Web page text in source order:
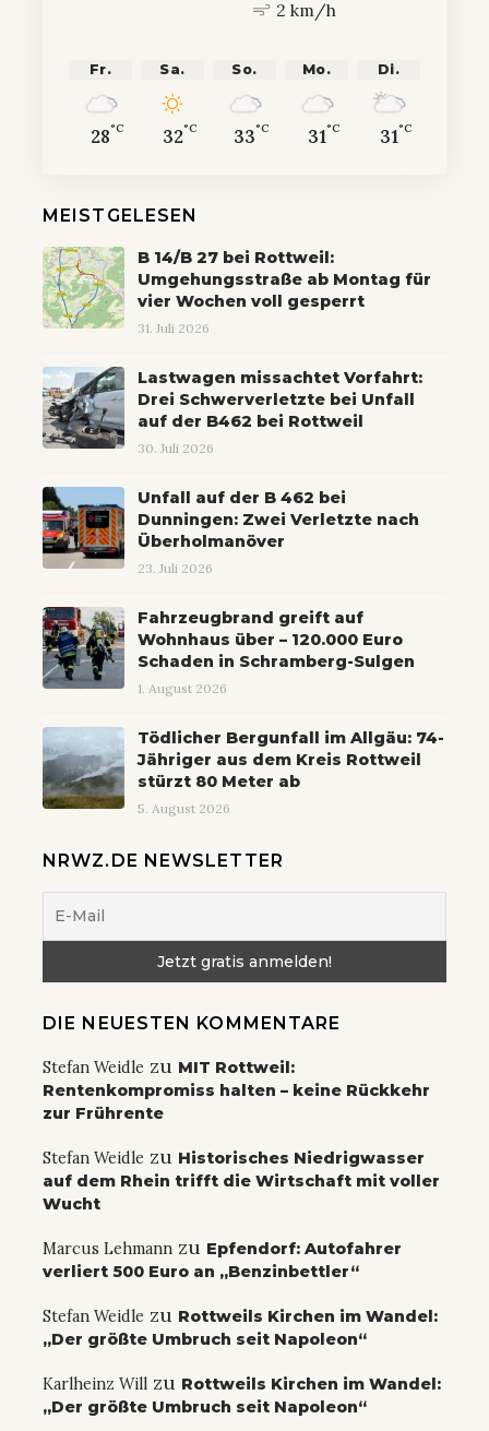
2 km/h
Fr.
28°C
Sa.
32°C
So.
33°C
Mo.
31°C
Di.
31°C
MEISTGELESEN
B 14/B 27 bei Rottweil:
Umgehungsstraße ab Montag für
vier Wochen voll gesperrt
31. Juli 2026
Lastwagen missachtet Vorfahrt:
Drei Schwerverletzte bei Unfall
auf der B462 bei Rottweil
30. Juli 2026
Unfall auf der B 462 bei
Dunningen: Zwei Verletzte nach
Überholmanöver
23. Juli 2026
Fahrzeugbrand greift auf
Wohnhaus über – 120.000 Euro
Schaden in Schramberg-Sulgen
1. August 2026
Tödlicher Bergunfall im Allgäu: 74-
Jähriger aus dem Kreis Rottweil
stürzt 80 Meter ab
5. August 2026
NRWZ.DE NEWSLETTER
DIE NEUESTEN KOMMENTARE
Stefan Weidle zu MIT Rottweil:
Rentenkompromiss halten – keine Rückkehr
zur Frührente
Stefan Weidle zu Historisches Niedrigwasser
auf dem Rhein trifft die Wirtschaft mit voller
Wucht
Marcus Lehmann zu Epfendorf: Autofahrer
verliert 500 Euro an „Benzinbettler“
Stefan Weidle zu Rottweils Kirchen im Wandel:
„Der größte Umbruch seit Napoleon“
Karlheinz Will zu Rottweils Kirchen im Wandel:
„Der größte Umbruch seit Napoleon“